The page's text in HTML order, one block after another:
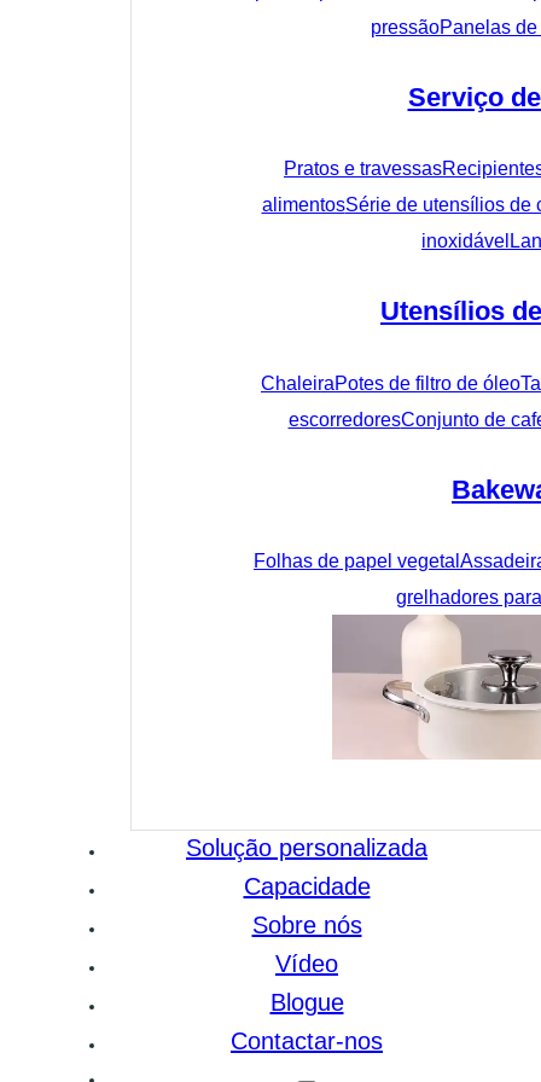
pressãoPanelas
Serviço
Pratos e travessas
alimentosSérie de utensílios de
inoxidável
Utensílios
ChaleiraPotes de filtro de óleo
escorredoresConjunto de
Folhas de papel vegetal
grelhadores
Solução personalizada
Capacidade
Sobre nós
Vídeo
Blogue
Contactar-nos